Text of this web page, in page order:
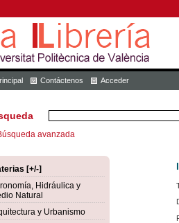
Contáctenos Acceder
avanzada
[+/-]
Hidráulica y
Natural
y Urbanismo